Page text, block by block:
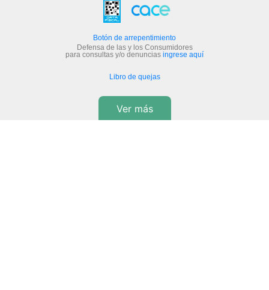
Botón de arrepentimiento
Defensa de las y los Consumidores
para consultas y/o denuncias ingrese aquí
Libro de quejas
Ver más